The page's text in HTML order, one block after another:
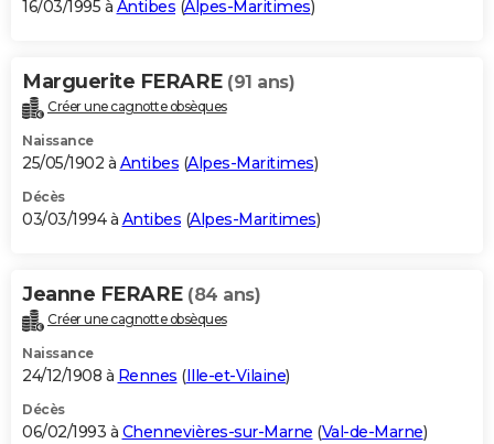
16/03/1995 à Antibes (Alpes-Maritimes)
Marguerite FERARE (91 ans)
Créer une cagnotte obsèques
Naissance
25/05/1902 à Antibes (Alpes-Maritimes)
Décès
03/03/1994 à Antibes (Alpes-Maritimes)
Jeanne FERARE (84 ans)
Créer une cagnotte obsèques
Naissance
24/12/1908 à Rennes (Ille-et-Vilaine)
Décès
06/02/1993 à Chennevières-sur-Marne (Val-de-Marne)